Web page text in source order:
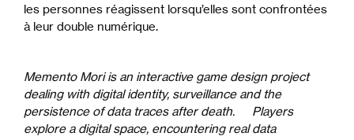
les personnes réagissent lorsqu’elles sont confrontées
à leur double numérique.
Memento Mori is an interactive game design project
dealing with digital identity, surveillance and the
persistence of data traces after death. Players
explore a digital space, encountering real data